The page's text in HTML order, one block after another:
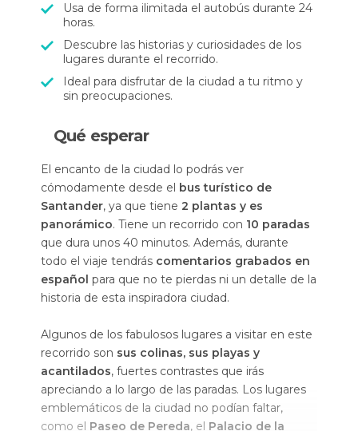
Usa de forma ilimitada el autobús durante 24
horas.
Descubre las historias y curiosidades de los
lugares durante el recorrido.
Ideal para disfrutar de la ciudad a tu ritmo y
sin preocupaciones.
Qué esperar
El encanto de la ciudad lo podrás ver
cómodamente desde el bus turístico de
Santander, ya que tiene 2 plantas y es
panorámico. Tiene un recorrido con 10 paradas
que dura unos 40 minutos. Además, durante
todo el viaje tendrás comentarios grabados en
español para que no te pierdas ni un detalle de la
historia de esta inspiradora ciudad.
Algunos de los fabulosos lugares a visitar en este
recorrido son sus colinas, sus playas y
acantilados, fuertes contrastes que irás
apreciando a lo largo de las paradas. Los lugares
emblemáticos de la ciudad no podían faltar,
como el Paseo de Pereda, el Palacio de la